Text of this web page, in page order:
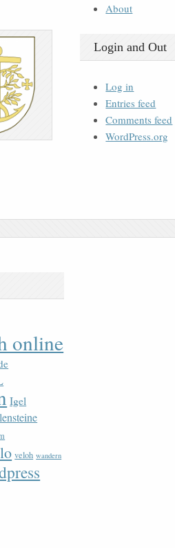
About
Login and Out
Log in
Entries feed
Comments feed
WordPress.org
online
Igel
veloh wandern